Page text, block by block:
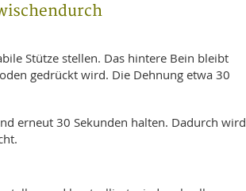
Stütze stellen. Das hintere Bein bleibt
gedrückt wird. Die Dehnung etwa 30
erneut 30 Sekunden halten. Dadurch wird